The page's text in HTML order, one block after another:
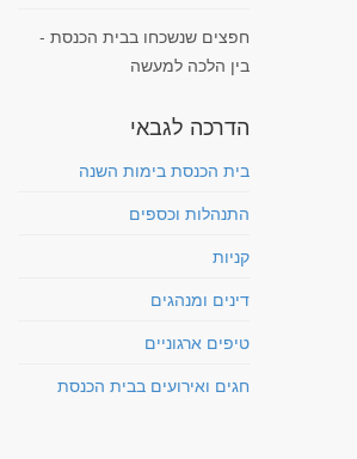
חפצים שנשכחו בבית הכנסת -
בין הלכה למעשה
הדרכה לגבאי
בית הכנסת בימות השנה
התנהלות וכספים
קניות
דינים ומנהגים
טיפים ארגוניים
חגים ואירועים בבית הכנסת